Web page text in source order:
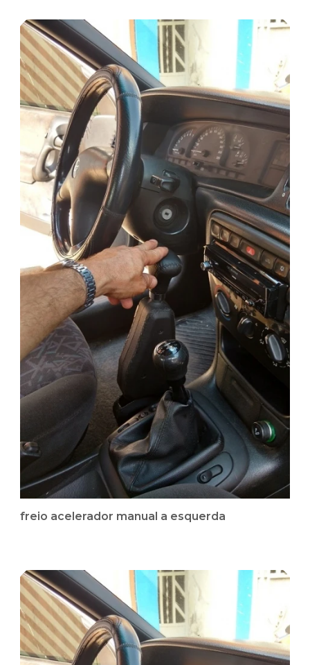
freio acelerador manual a esquerda